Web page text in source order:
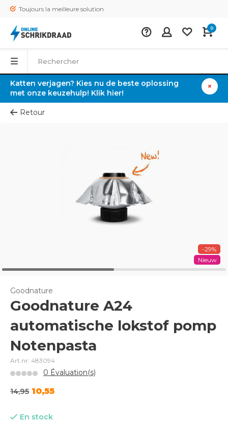
Toujours la meilleure solution
0
Katten verjagen? Kies nu de beste oplossing
met onze keuzehulp! Klik hier!
Retour
-29%
Nieuw
Goodnature
Goodnature A24
automatische lokstof pomp
Notenpasta
Art.nr: 483094
0 Évaluation(s)
14,95 10,55
En stock